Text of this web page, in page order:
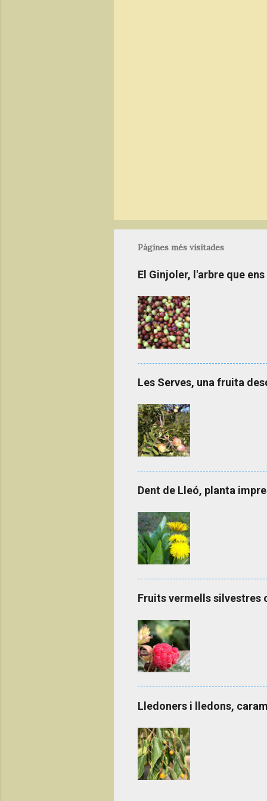
Pàgines més visitades
El Ginjoler, l'arbre que
Les Serves, una fruita
Dent de Lleó, planta
Fruits vermells silvestres
Lledoners i lledons,